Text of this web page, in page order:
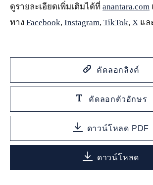
ดูรายละเอียดเพิ่มเติมได้ที่ anantara.com
ทาง Facebook, Instagram, TikTok, X แล
คัดลอกลิงค์
คัดลอกตัวอักษร
ดาวน์โหลด PDF
ดาวน์โหลด